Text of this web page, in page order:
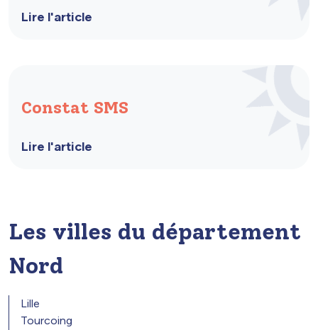
Lire l'article
Constat SMS
Lire l'article
Les villes du département
Nord
Lille
Tourcoing